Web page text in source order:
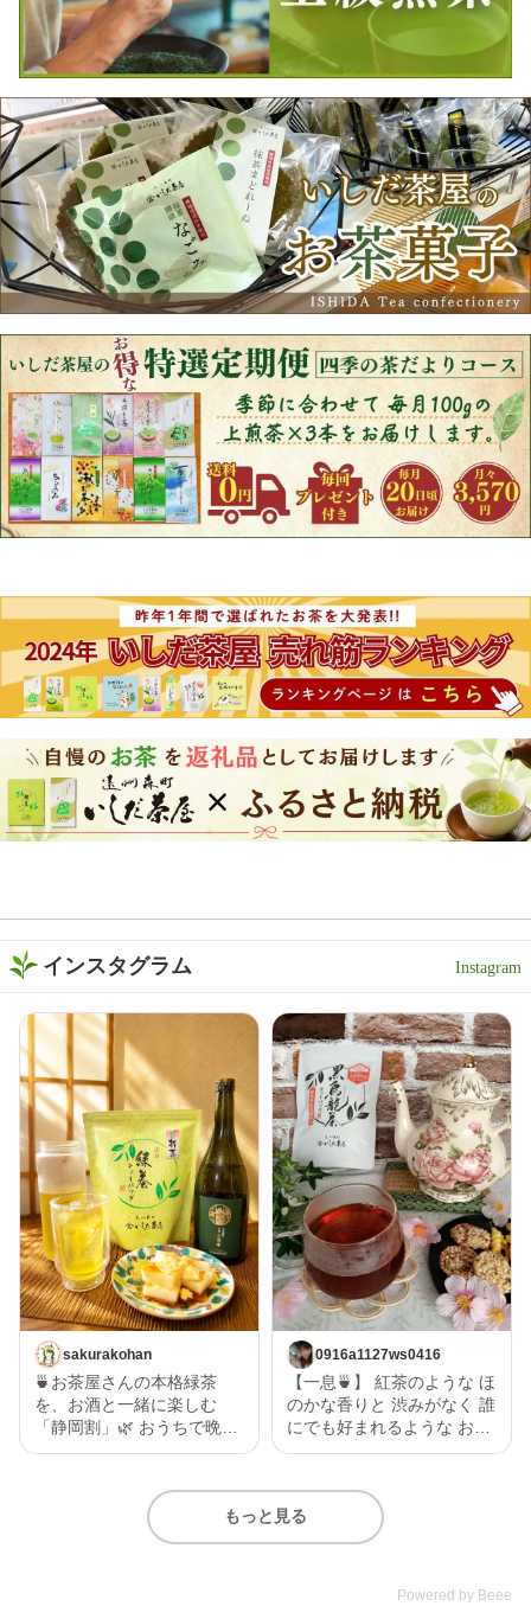
インスタグラム
sakurakohan
🍵お茶屋さんの本格緑茶
を、お酒と一緒に楽しむ
「静岡割」🌿 おうちで晩酌
を楽しむなら、お酒だけじ
は、いしだ茶屋のオンライ
ンショップ限定商品【濃旨
0916a1127ws0416
【一息🍵】 紅茶のような ほ
のかな香りと 渋みがなく 誰
にでも好まれるような お茶
で一息🍵 黒烏龍なので 和食
もあるので 洋食にもあい 幅
広く 美味しく召し上がれる
と思います。 いしだ茶屋
ーバッグ」 5g×13ヶ入 詳細
はストーリーに リンクを貼
もっと見る
Powered by Beee